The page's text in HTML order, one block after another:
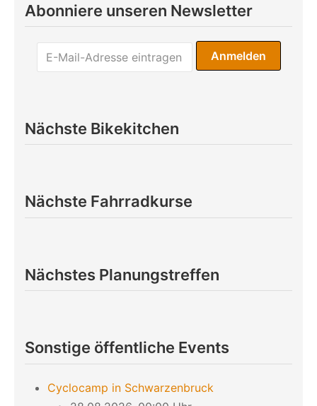
Abonniere unseren Newsletter
Nächste Bikekitchen
Nächste Fahrradkurse
Nächstes Planungstreffen
Sonstige öffentliche Events
Cyclocamp in Schwarzenbruck